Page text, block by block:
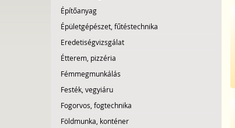
Építőanyag
Épületgépészet, fűtéstechnika
Eredetiségvizsgálat
Étterem, pizzéria
Fémmegmunkálás
Festék, vegyiáru
Fogorvos, fogtechnika
Földmunka, konténer